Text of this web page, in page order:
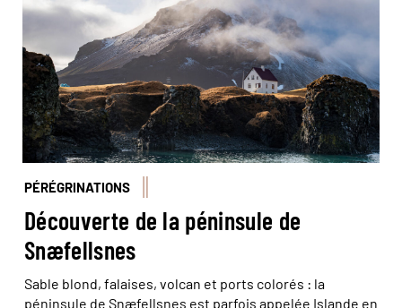
PÉRÉGRINATIONS
Découverte de la péninsule de
Snæfellsnes
Sable blond, falaises, volcan et ports colorés : la
péninsule de Snæfellsnes est parfois appelée Islande en